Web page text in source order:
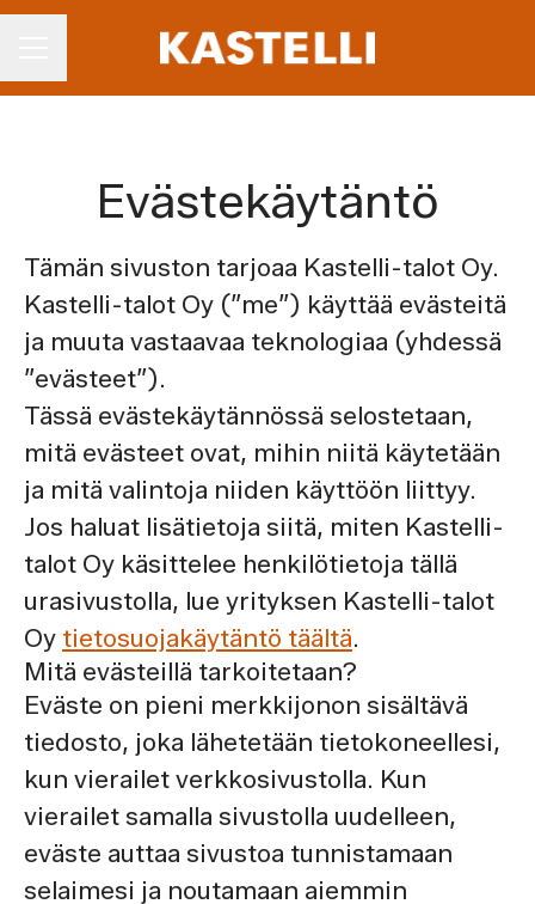
Evästekäytäntö
Tämän sivuston tarjoaa Kastelli-talot Oy.
Kastelli-talot Oy (”me”) käyttää evästeitä
ja muuta vastaavaa teknologiaa (yhdessä
”evästeet”).
Tässä evästekäytännössä selostetaan,
mitä evästeet ovat, mihin niitä käytetään
ja mitä valintoja niiden käyttöön liittyy.
Jos haluat lisätietoja siitä, miten Kastelli-
talot Oy käsittelee henkilötietoja tällä
urasivustolla, lue yrityksen Kastelli-talot
Oy tietosuojakäytäntö täältä.
Mitä evästeillä tarkoitetaan?
Eväste on pieni merkkijonon sisältävä
tiedosto, joka lähetetään tietokoneellesi,
kun vierailet verkkosivustolla. Kun
vierailet samalla sivustolla uudelleen,
eväste auttaa sivustoa tunnistamaan
selaimesi ja noutamaan aiemmin